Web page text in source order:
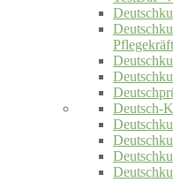
Deutsch-